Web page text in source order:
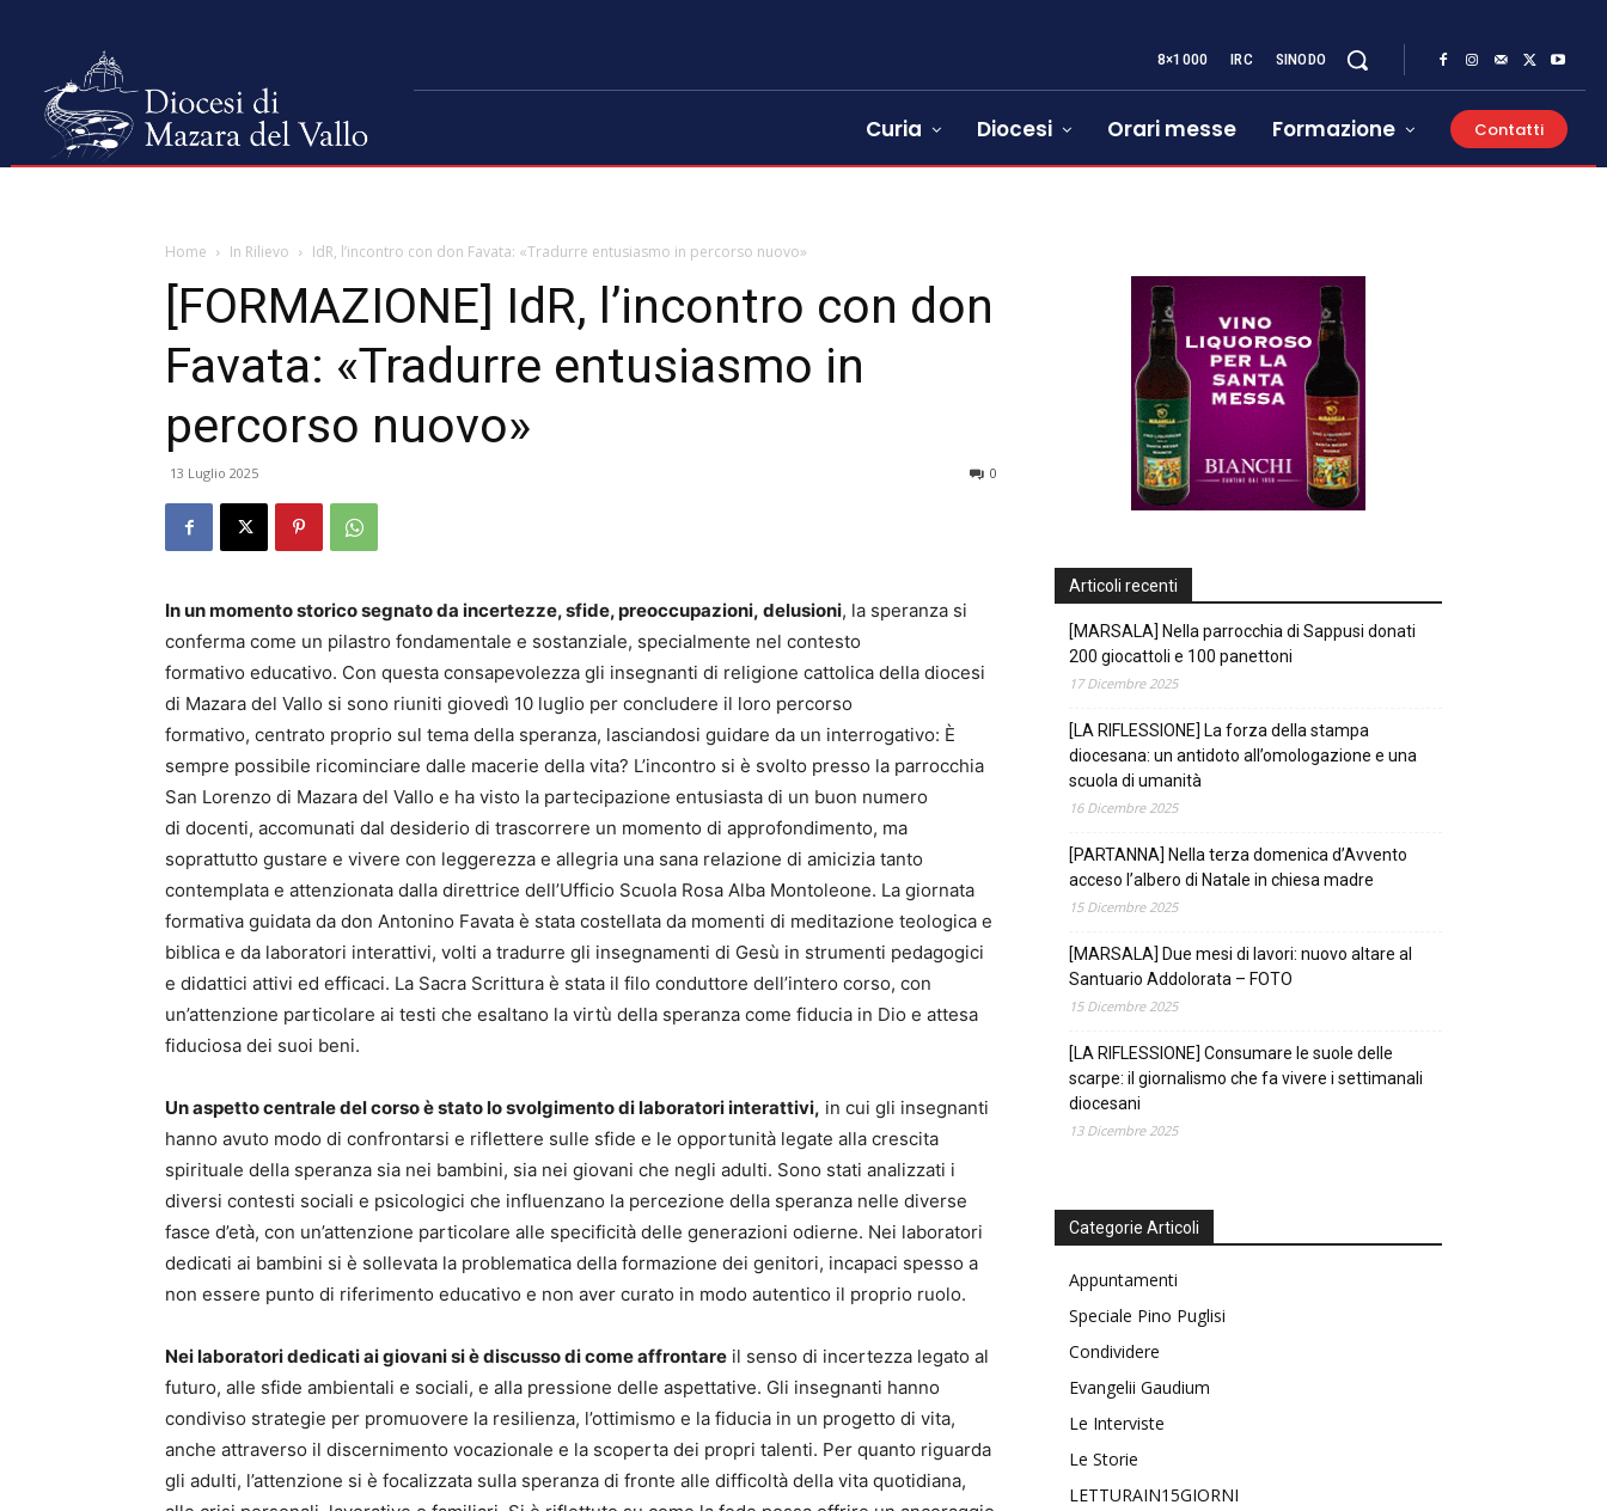
8×1000 IRC SINODO
Curia Diocesi Orari messe Formazione Contatti
Home In Rilievo IdR, l’incontro con don Favata: «Tradurre entusiasmo in percorso nuovo»
[FORMAZIONE] IdR, l’incontro con don
Favata: «Tradurre entusiasmo in
percorso nuovo»
13 Luglio 2025 0
In un momento storico segnato da incertezze, sfide, preoccupazioni, delusioni, la speranza si
conferma come un pilastro fondamentale e sostanziale, specialmente nel contesto
formativo educativo. Con questa consapevolezza gli insegnanti di religione cattolica della diocesi
di Mazara del Vallo si sono riuniti giovedì 10 luglio per concludere il loro percorso
formativo, centrato proprio sul tema della speranza, lasciandosi guidare da un interrogativo: È
sempre possibile ricominciare dalle macerie della vita? L’incontro si è svolto presso la parrocchia
San Lorenzo di Mazara del Vallo e ha visto la partecipazione entusiasta di un buon numero
di docenti, accomunati dal desiderio di trascorrere un momento di approfondimento, ma
soprattutto gustare e vivere con leggerezza e allegria una sana relazione di amicizia tanto
contemplata e attenzionata dalla direttrice dell’Ufficio Scuola Rosa Alba Montoleone. La giornata
formativa guidata da don Antonino Favata è stata costellata da momenti di meditazione teologica e
biblica e da laboratori interattivi, volti a tradurre gli insegnamenti di Gesù in strumenti pedagogici
e didattici attivi ed efficaci. La Sacra Scrittura è stata il filo conduttore dell’intero corso, con
un’attenzione particolare ai testi che esaltano la virtù della speranza come fiducia in Dio e attesa
fiduciosa dei suoi beni.
Un aspetto centrale del corso è stato lo svolgimento dilaboratori interattivi, in cui gli insegnanti
hanno avuto modo di confrontarsi e riflettere sulle sfide e le opportunità legate alla crescita
spirituale della speranza sia nei bambini, sia nei giovani che negli adulti. Sono stati analizzati i
diversi contesti sociali e psicologici che influenzano la percezione della speranza nelle diverse
fasce d’età, con un’attenzione particolare alle specificità delle generazioni odierne. Nei laboratori
dedicati ai bambini si è sollevata la problematica della formazione dei genitori, incapaci spesso a
non essere punto di riferimento educativo e non aver curato in modo autentico il proprio ruolo.
Nei laboratori dedicati aigiovanisi è discusso di come affrontare il senso di incertezza legato al
futuro, alle sfide ambientali e sociali, e alla pressione delle aspettative. Gli insegnanti hanno
condiviso strategie per promuovere la resilienza, l’ottimismo e la fiducia in un progetto di vita,
anche attraverso il discernimento vocazionale e la scoperta dei propri talenti. Per quanto riguarda
gli adulti, l’attenzione si è focalizzata sulla speranza di fronte alle difficoltà della vita quotidiana,
Articoli recenti
[MARSALA] Nella parrocchia di Sappusi donati
200 giocattoli e 100 panettoni
17 Dicembre 2025
[LA RIFLESSIONE] La forza della stampa
diocesana: un antidoto all’omologazione e una
scuola di umanità
16 Dicembre 2025
[PARTANNA] Nella terza domenica d’Avvento
acceso l’albero di Natale in chiesa madre
15 Dicembre 2025
[MARSALA] Due mesi di lavori: nuovo altare al
Santuario Addolorata – FOTO
15 Dicembre 2025
[LA RIFLESSIONE] Consumare le suole delle
scarpe: il giornalismo che fa vivere i settimanali
diocesani
13 Dicembre 2025
Categorie Articoli
Appuntamenti
Speciale Pino Puglisi
Condividere
Evangelii Gaudium
Le Interviste
Le Storie
LETTURAIN15GIORNI